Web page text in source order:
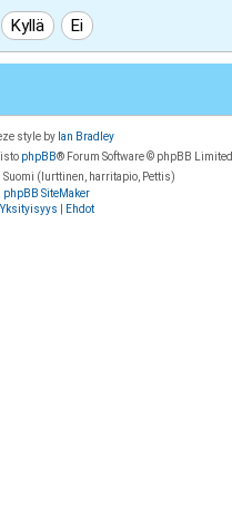
style by Ian Bradley
phpBB® Forum Software © phpBB Limited
Suomi (lurttinen, harritapio, Pettis)
phpBB SiteMaker
Yksityisyys
Ehdot